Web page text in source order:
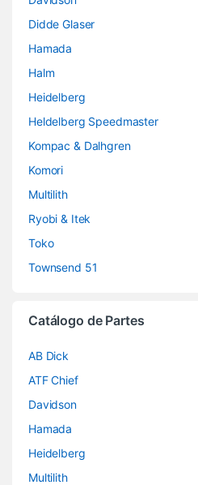
Didde Glaser
Hamada
Halm
Heidelberg
Heldelberg Speedmaster
Kompac & Dalhgren
Komori
Multilith
Ryobi & Itek
Toko
Townsend 51
Catálogo de Partes
AB Dick
ATF Chief
Davidson
Hamada
Heidelberg
Multilith